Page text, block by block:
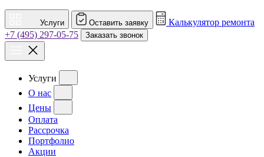
Услуги Оставить заявку
Калькулятор ремонта
+7 (495) 297-05-75
Заказать звонок
Услуги
О нас
Цены
Оплата
Рассрочка
Портфолио
Акции